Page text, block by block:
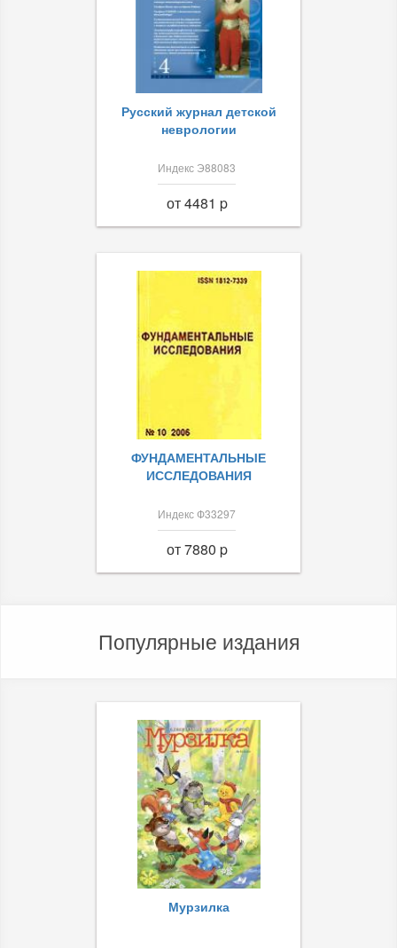
Русский журнал детской
неврологии
Индекс Э88083
от 4481 p
ФУНДАМЕНТАЛЬНЫЕ
ИССЛЕДОВАНИЯ
Индекс Ф33297
от 7880 p
Популярные издания
Мурзилка